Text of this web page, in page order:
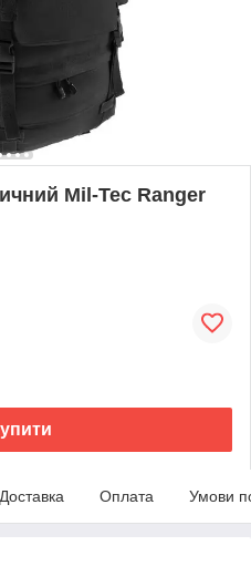
Mil-Tec Ranger
Доставка Оплата Умови